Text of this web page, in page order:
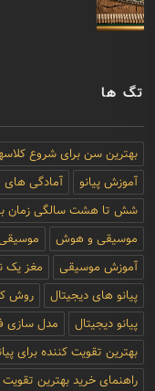
تگ ها
بهترین سن برای شروع
آموزش پیانو
آمادگی های
شش تا هشت سالگی زمان
موسیقی و هوش
آموزش موسیقی
مغز یک
پیانو های دیجیتال
روش
پیانو دیجیتال
مدل سازی
بهترین تقویت کننده برای
راهنمای خرید بهترین تقویت